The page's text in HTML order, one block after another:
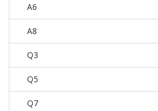
A6
A8
Q3
Q5
Q7